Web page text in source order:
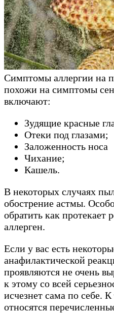
Симптомы аллергии на
похожи на симптомы
включают:
Зудящие красные
Отеки под глазами;
Заложенность носа
Чихание;
Кашель.
В некоторых случаях
обострение астмы.
обратить как протекает
аллерген.
Если у вас есть
анафилактической
проявляются не очень
к этому со всей
исчезнет сама по себе.
относятся